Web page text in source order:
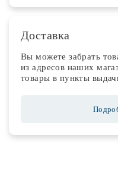
Доставка
Вы можете забрать
из адресов наших
товары в пункты